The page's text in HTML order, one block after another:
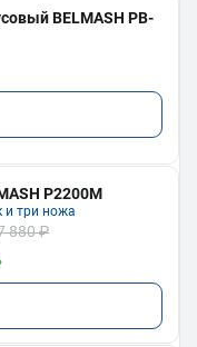
BELMASH PB-
P2200M
и три ножа
880 ₽